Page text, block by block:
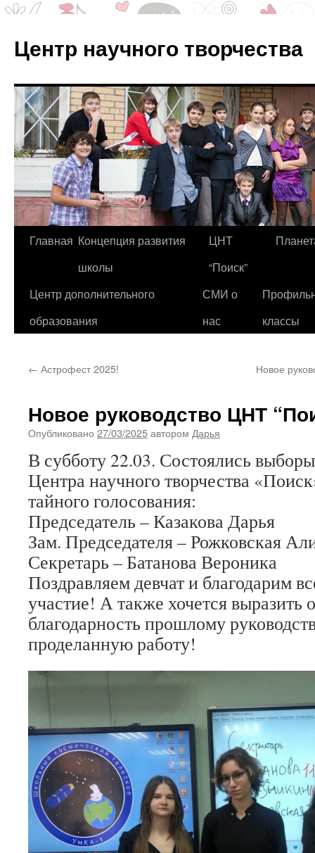
Центр научного творчества
Перейти
содержимому
Главная Концепция развития
школы
ЦНТ
“Поиск”
Центр дополнительного
образования
СМИ о
нас
классы
← Астрофест 2025! Новое
Новое руководство ЦНТ
Опубликовано 27/03/2025автором Дарья
В субботу 22.03. Состоялись
Центра научного творчества
тайного голосования:
Председатель – Казакова Дарья
Зам. Председателя – Рожковская
Секретарь – Батанова Вероника
Поздравляем девчат и благодарим
участие! А также хочется выразить
благодарность прошлому
проделанную работу!